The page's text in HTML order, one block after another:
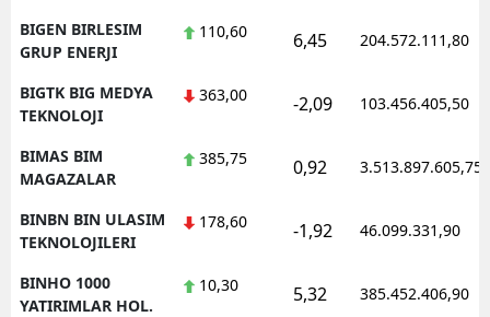
BIGEN BIRLESIM
GRUP ENERJI
110,60 6,45 204.572.111,80
BIGTK BIG MEDYA
TEKNOLOJI
363,00 -2,09 103.456.405,50
BIMAS BIM
MAGAZALAR
385,75 0,92 3.513.897.605,75
BINBN BIN ULASIM
TEKNOLOJILERI
178,60 -1,92 46.099.331,90
BINHO 1000
YATIRIMLAR HOL.
10,30 5,32 385.452.406,90